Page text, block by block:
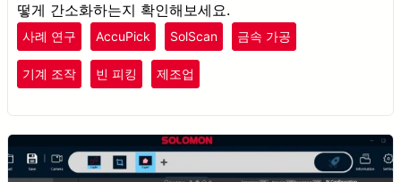
떻게 간소화하는지 확인해보세요.
사례 연구 AccuPick SolScan 금속 가공
기계 조작 빈 피킹 제조업